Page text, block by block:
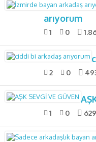
arıyorum
1 0
2 0
1 0 629